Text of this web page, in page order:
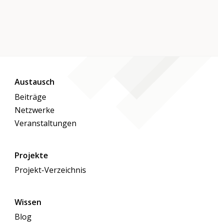
Austausch
Beiträge
Netzwerke
Veranstaltungen
Projekte
Projekt-Verzeichnis
Wissen
Blog